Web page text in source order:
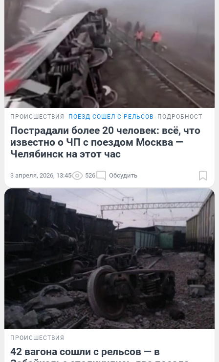
ПРОИСШЕСТВИЯ ПОЕЗД СОШЕЛ С РЕЛЬСОВ ПОДРОБНОСТИ
Пострадали более 20 человек: всё, что
известно о ЧП с поездом Москва —
Челябинск на этот час
3 апреля, 2026, 13:45 526 Обсудить
ПРОИСШЕСТВИЯ
42 вагона сошли с рельсов — в